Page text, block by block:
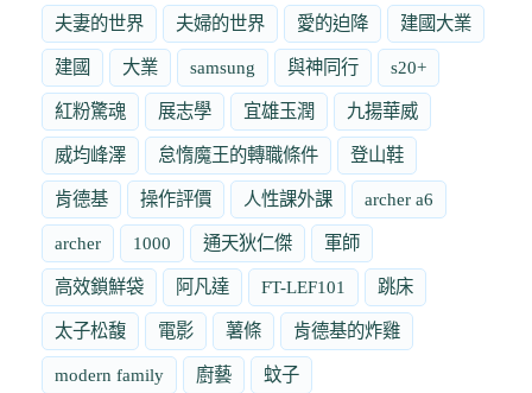
夫妻的世界 夫婦的世界 愛的迫降 建國大業
建國 大業 samsung 與神同行 s20+
紅粉驚魂 展志學 宜雄玉潤 九揚華威
威均峰澤 怠惰魔王的轉職條件 登山鞋
肯德基 操作評價 人性課外課 archer a6
archer 1000 通天狄仁傑 軍師
高效鎖鮮袋 阿凡達 FT-LEF101 跳床
太子松馥 電影 薯條 肯德基的炸雞
modern family 廚藝 蚊子